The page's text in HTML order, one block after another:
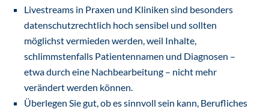
Livestreams in Praxen und Kliniken sind besonders
datenschutzrechtlich hoch sensibel und sollten
möglichst vermieden werden, weil Inhalte,
schlimmstenfalls Patientennamen und Diagnosen –
etwa durch eine Nachbearbeitung – nicht mehr
verändert werden können.
Überlegen Sie gut, ob es sinnvoll sein kann, Berufliches